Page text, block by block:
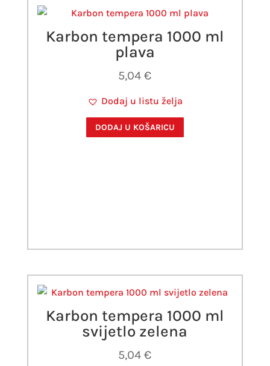
Karbon tempera 1000 ml
plava
5,04€
Dodaj u listu želja
DODAJ U KOŠARICU
Karbon tempera 1000 ml
svijetlo zelena
5,04€